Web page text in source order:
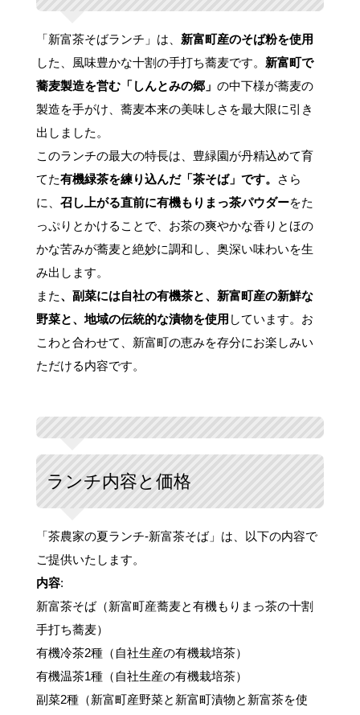
「新富茶そばランチ」は、 新富町産のそば粉を使用
した、風味豊かな十割の手打ち蕎麦です。 新富町で
蕎麦製造を営む「しんとみの郷」 の中下様が蕎麦の
製造を手がけ、蕎麦本来の美味しさを最大限に引き
出しました。
このランチの最大の特長は、豊緑園が丹精込めて育
てた有機緑茶を練り込んだ「茶そば」です。
さら
に、 召し上がる直前に有機もりまっ茶パウダーをた
っぷりとかけることで、お茶の爽やかな香りとほの
かな苦みが蕎麦と絶妙に調和し、奥深い味わいを生
み出します。
また、副菜には自社の有機茶と、新富町産の新鮮な
野菜と、地域の伝統的な漬物を使用 しています。お
こわと合わせて、新富町の恵みを存分にお楽しみい
ただける内容です。
ランチ内容と価格
「茶農家の夏ランチ-新富茶そば」は、以下の内容で
ご提供いたします。
内容:
新富茶そば（新富町産蕎麦と有機もりまっ茶の十割
手打ち蕎麦）
有機冷茶2種（自社生産の有機栽培茶）
有機温茶1種（自社生産の有機栽培茶）
副菜2種（新富町産野菜と新富町漬物と新富茶を使